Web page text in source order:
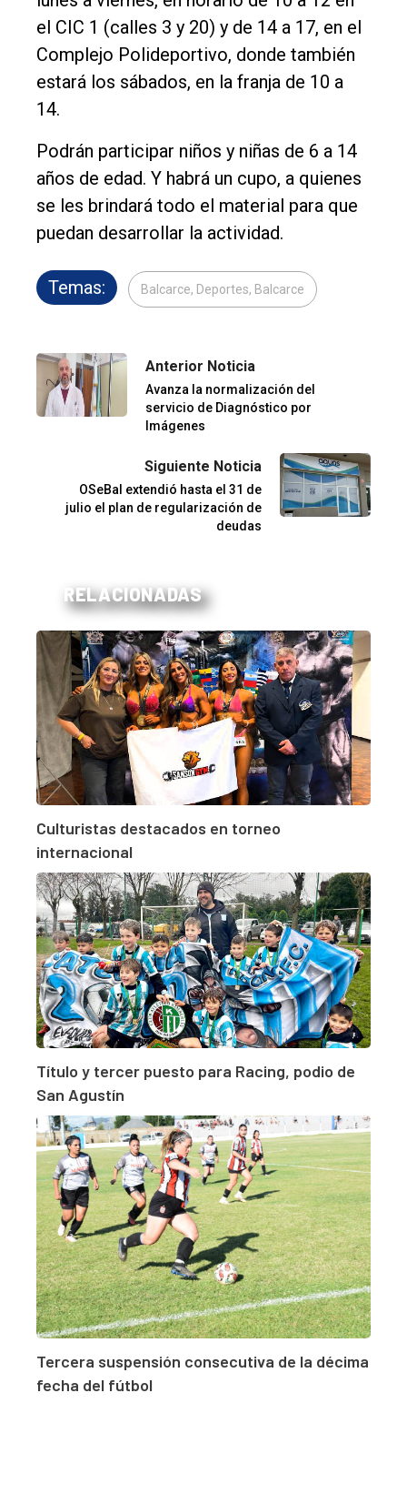
el CIC 1 (calles 3 y 20) y de 14 a 17, en el
Complejo Polideportivo, donde también
estará los sábados, en la franja de 10 a
14.
Podrán participar niños y niñas de 6 a 14
años de edad. Y habrá un cupo, a quienes
se les brindará todo el material para que
puedan desarrollar la actividad.
Temas: Balcarce, Deportes, Balcarce
Anterior Noticia
Avanza la normalización del
servicio de Diagnóstico por
Imágenes
Siguiente Noticia
OSeBal extendió hasta el 31 de
julio el plan de regularización de
deudas
RELACIONADAS
Culturistas destacados en torneo
internacional
Título y tercer puesto para Racing, podio de
San Agustín
Tercera suspensión consecutiva de la décima
fecha del fútbol